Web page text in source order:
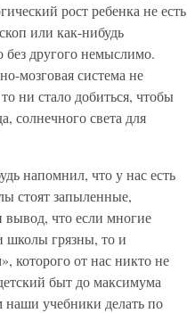
рост ребенка не есть
или как-нибудь
другого немыслимо.
мозговая система не
ни стало добиться, чтобы
солнечного света для
напомнил, что у нас есть
стоят запыленные,
вывод, что если многие
школы грязны, то и
которого от нас никто не
быт до максимума
учебники делать по